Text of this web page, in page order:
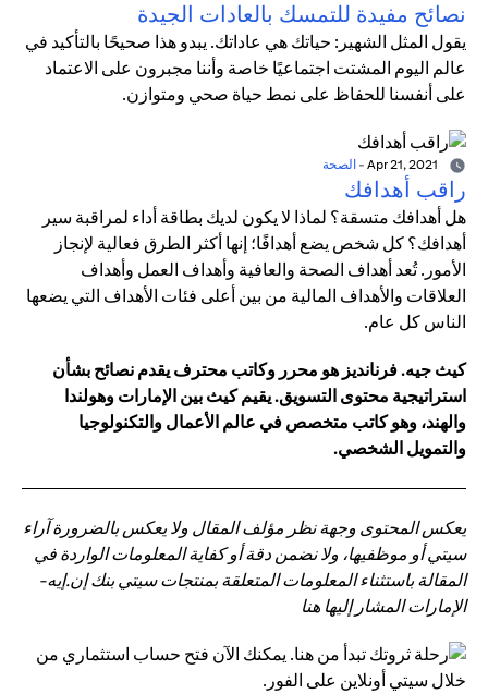
نصائح مفيدة للتمسك بالعادات الجيدة
يقول المثل الشهير: حياتك هي عاداتك. يبدو هذا صحيحًا بالتأكيد في
عالم اليوم المشتت اجتماعيًا خاصة وأننا مجبرون على الاعتماد
على أنفسنا للحفاظ على نمط حياة صحي ومتوازن.
- الصحة
راقب أهدافك
هل أهدافك متسقة؟ لماذا لا يكون لديك بطاقة أداء لمراقبة سير
أهدافك؟ كل شخص يضع أهدافًا؛ إنها أكثر الطرق فعالية لإنجاز
الأمور. تُعد أهداف الصحة والعافية وأهداف العمل وأهداف
العلاقات والأهداف المالية من بين أعلى فئات الأهداف التي يضعها
الناس كل عام.
كيث جيه. فرنانديز هو محرر وكاتب محترف يقدم نصائح بشأن
استراتيجية محتوى التسويق. يقيم كيث بين الإمارات وهولندا
والهند، وهو كاتب متخصص في عالم الأعمال والتكنولوجيا
والتمويل الشخصي.
يعكس المحتوى وجهة نظر مؤلف المقال ولا يعكس بالضرورة آراء
سيتي أو موظفيها، ولا نضمن دقة أو كفاية المعلومات الواردة في
المقالة باستثناء المعلومات المتعلقة بمنتجات سيتي بنك إن.إيه-
الإمارات المشار إليها هنا